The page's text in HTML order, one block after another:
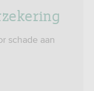
schade aan